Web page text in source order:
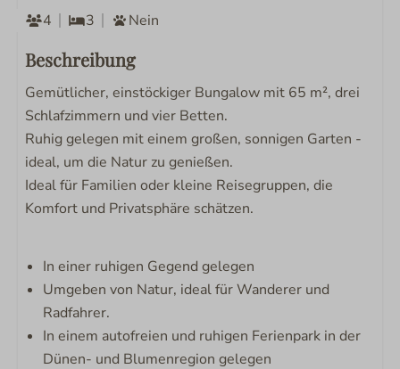
4 3 Nein
Beschreibung
Gemütlicher, einstöckiger Bungalow mit 65 m², drei
Schlafzimmern und vier Betten.
Ruhig gelegen mit einem großen, sonnigen Garten -
ideal, um die Natur zu genießen.
Ideal für Familien oder kleine Reisegruppen, die
Komfort und Privatsphäre schätzen.
In einer ruhigen Gegend gelegen
Umgeben von Natur, ideal für Wanderer und
Radfahrer.
In einem autofreien und ruhigen Ferienpark in der
Dünen- und Blumenregion gelegen